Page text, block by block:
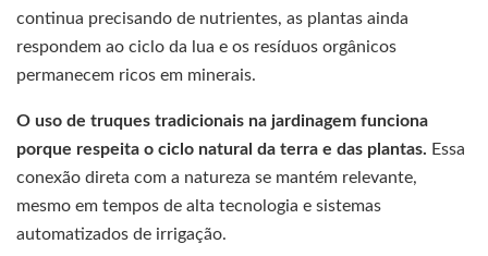
continua precisando de nutrientes, as plantas ainda
respondem ao ciclo da lua e os resíduos orgânicos
permanecem ricos em minerais.
O uso de truques tradicionais na jardinagem funciona
porque respeita o ciclo natural da terra e das plantas. Essa
conexão direta com a natureza se mantém relevante,
mesmo em tempos de alta tecnologia e sistemas
automatizados de irrigação.